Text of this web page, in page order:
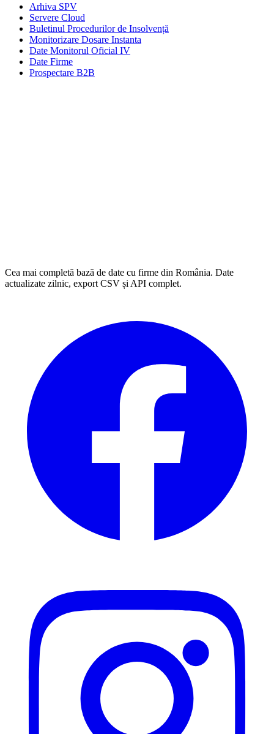
Arhiva SPV
Servere Cloud
Buletinul Procedurilor de Insolvență
Monitorizare Dosare Instanta
Date Monitorul Oficial IV
Date Firme
Prospectare B2B
Cea mai completă bază de date cu firme din România. Date
actualizate zilnic, export CSV și API complet.